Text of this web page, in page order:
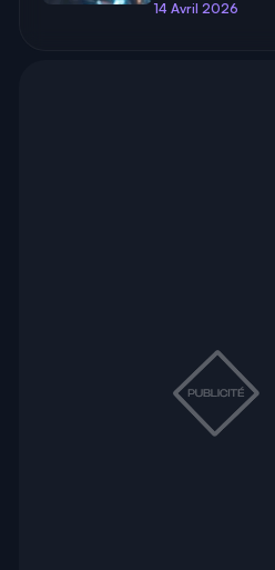
14 Avril 2026